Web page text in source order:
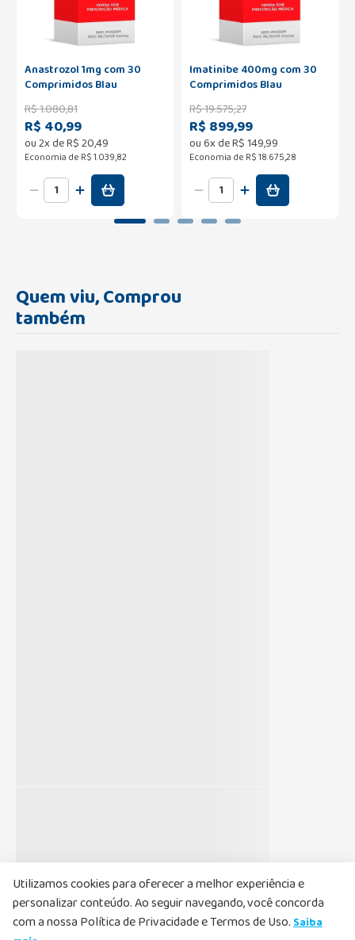
Anastrozol 1mg com 30
Comprimidos Blau
R$1.080,81
R$ 40,99
ou2x deR$20,49
Economia de R$ 1.039,82
Imatinibe 400mg com 30
Comprimidos Blau
R$19.575,27
R$ 899,99
ou6x deR$149,99
Economia de R$ 18.675,28
Quem viu, Comprou
também
Utilizamos cookies para oferecer a melhor experiência e
personalizar conteúdo. Ao seguir navegando, você concorda
com a nossa Política de Privacidade e Termos de Uso.Saiba